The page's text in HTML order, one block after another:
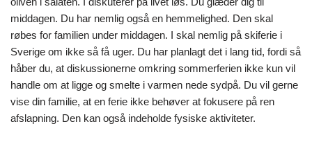
middagen. Du har nemlig også en hemmelighed. Den skal
røbes for familien under middagen. I skal nemlig på skiferie i
Sverige om ikke så få uger. Du har planlagt det i lang tid, fordi så
håber du, at diskussionerne omkring sommerferien ikke kun vil
handle om at ligge og smelte i varmen nede sydpå. Du vil gerne
vise din familie, at en ferie ikke behøver at fokusere på ren
afslapning. Den kan også indeholde fysiske aktiviteter.